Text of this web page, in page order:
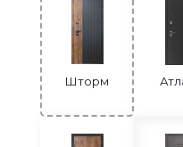
Шторм Шелли
Шторм Шелли
Шторм Юник
Шторм